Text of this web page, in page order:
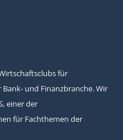
für
und Finanzbranche. Wir
einer der
für Fachthemen der